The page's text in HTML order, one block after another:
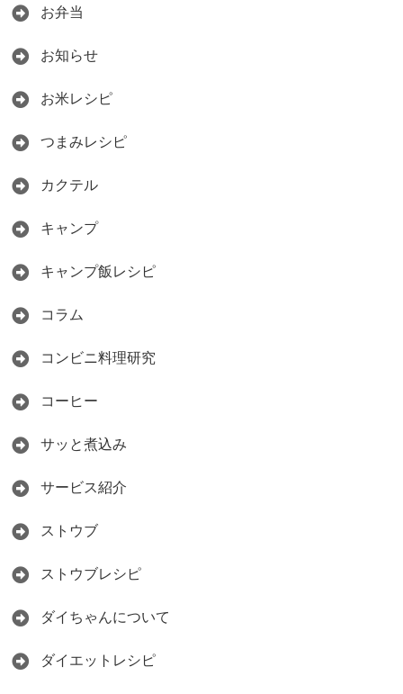
お弁当
お知らせ
お米レシピ
つまみレシピ
カクテル
キャンプ
キャンプ飯レシピ
コラム
コンビニ料理研究
コーヒー
サッと煮込み
サービス紹介
ストウブ
ストウブレシピ
ダイちゃんについて
ダイエットレシピ